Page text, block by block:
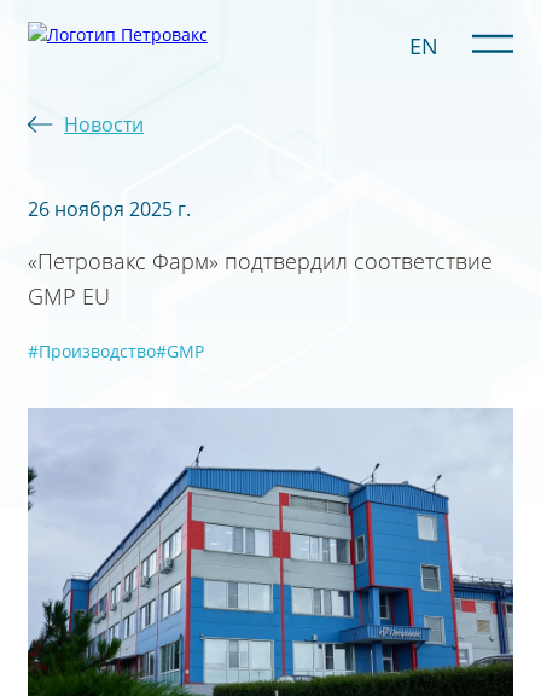
EN
Новости
26 ноября 2025 г.
«Петровакс Фарм» подтвердил соответствие
GMP EU
#Производство#GMP